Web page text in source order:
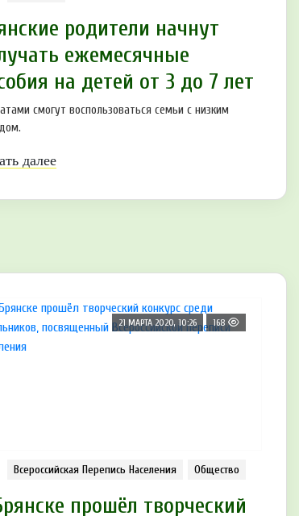
родители начнут
ежемесячные
на детей от 3 до 7 лет
смогут воспользоваться семьи с низким
далее
21 МАРТА 2020, 10:26 168
Всероссийская Перепись Населения Общество
прошёл творческий